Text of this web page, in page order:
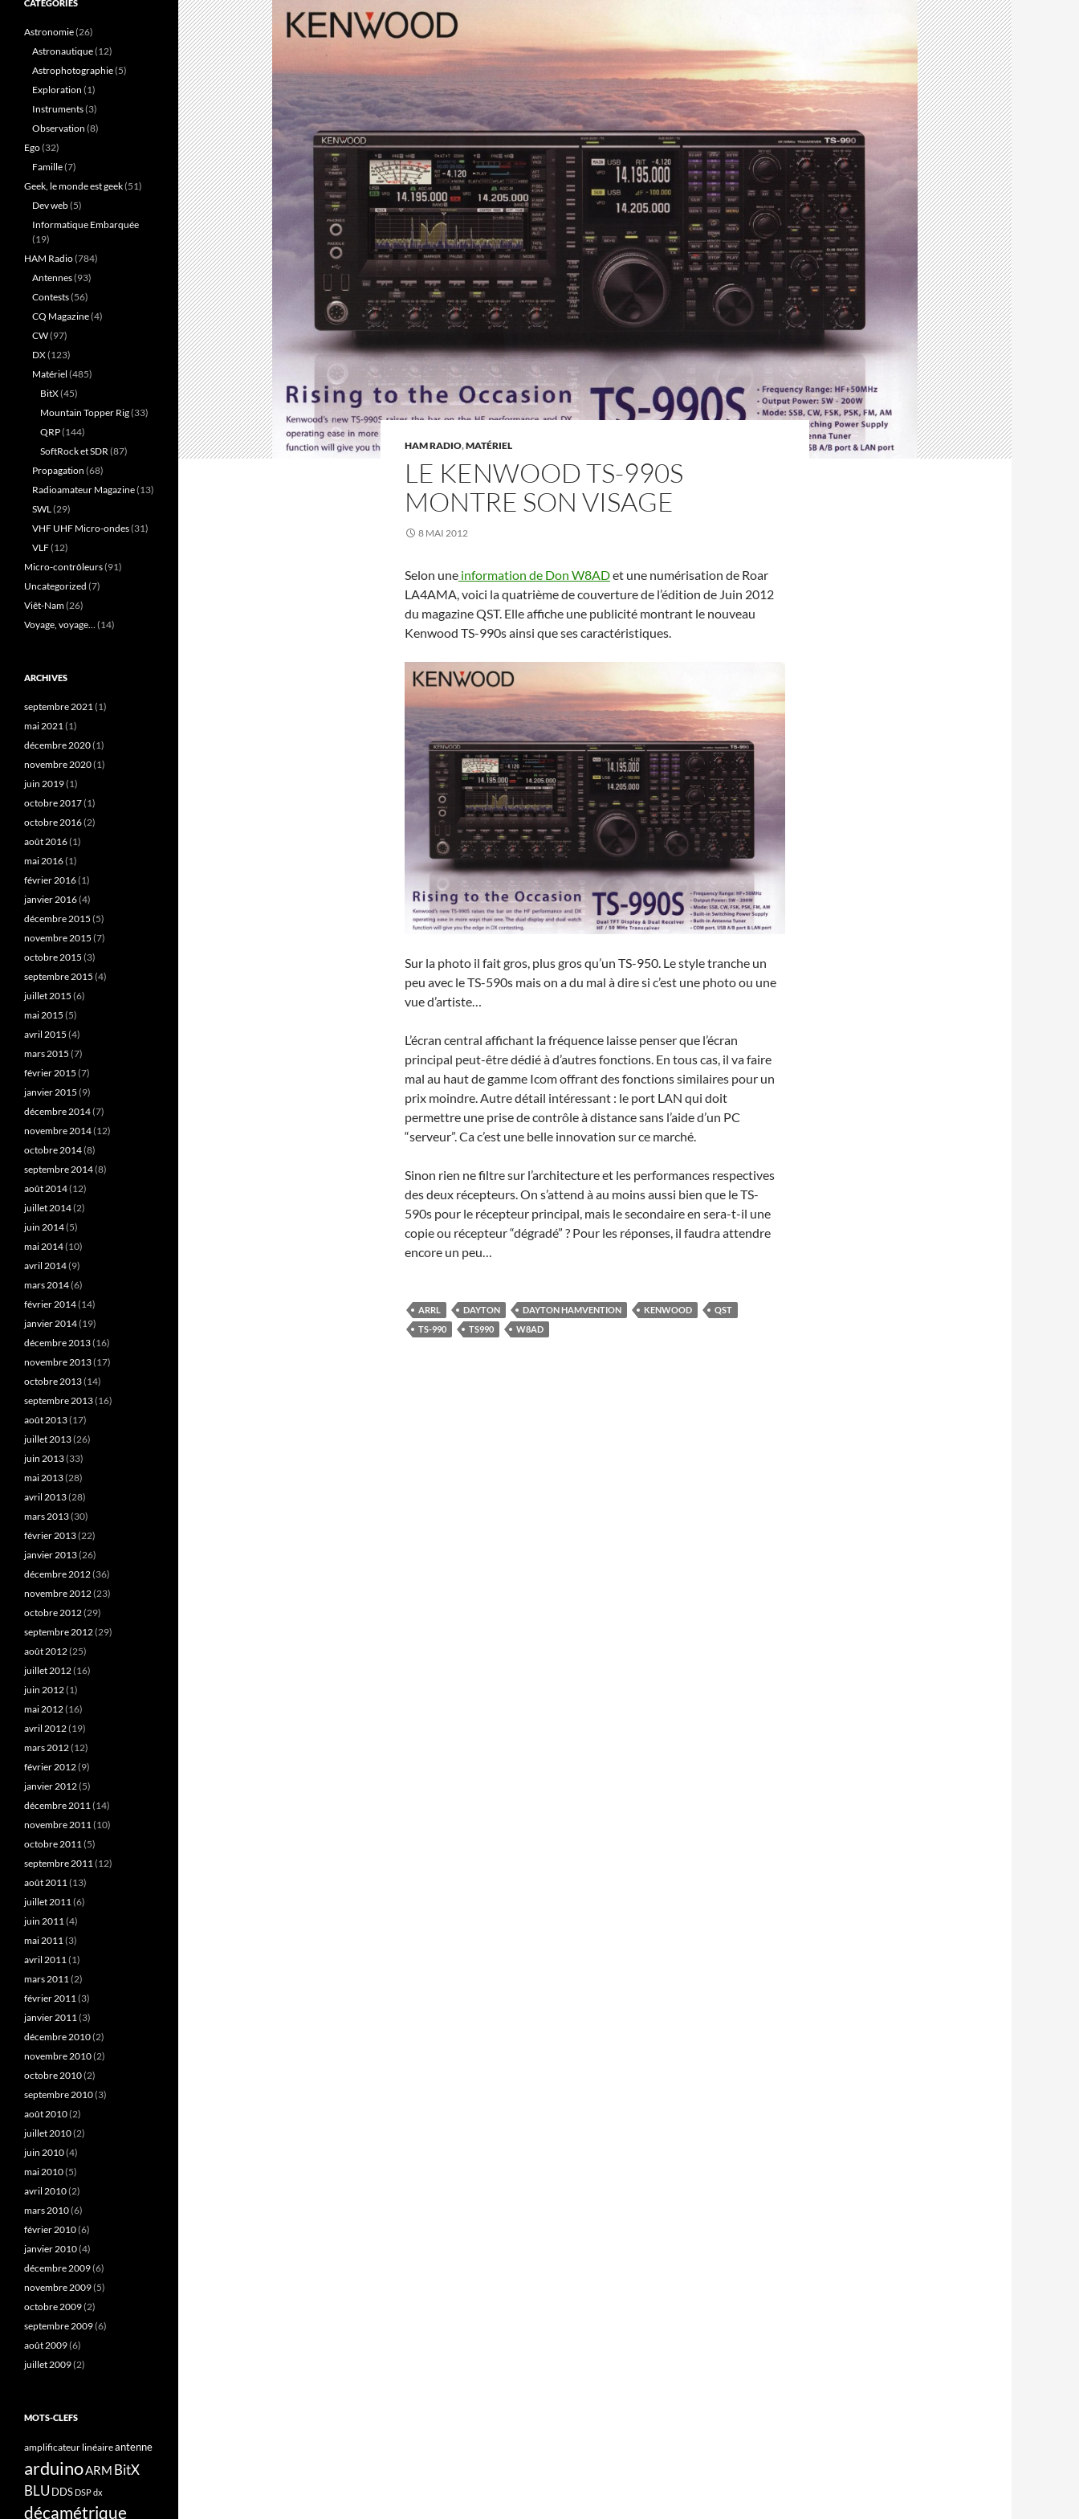
HAM RADIO,MATÉRIEL
LE KENWOOD TS-990S
MONTRE SON VISAGE
8 MAI 2012
Selon une information de Don W8ADet une numérisation de Roar
LA4AMA, voici la quatrième de couverture de l’édition de Juin 2012
du magazine QST. Elle affiche une publicité montrant le nouveau
Kenwood TS-990s ainsi que ses caractéristiques.
Sur la photo il fait gros, plus gros qu’un TS-950. Le style tranche un
peu avec le TS-590s mais on a du mal à dire si c’est une photo ou une
vue d’artiste…
L’écran central affichant la fréquence laisse penser que l’écran
principal peut-être dédié à d’autres fonctions. En tous cas, il va faire
mal au haut de gamme Icom offrant des fonctions similaires pour un
prix moindre. Autre détail intéressant : le port LAN qui doit
permettre une prise de contrôle à distance sans l’aide d’un PC
“serveur”. Ca c’est une belle innovation sur ce marché.
Sinon rien ne filtre sur l’architecture et les performances respectives
des deux récepteurs. On s’attend à au moins aussi bien que le TS-
590s pour le récepteur principal, mais le secondaire en sera-t-il une
copie ou récepteur “dégradé” ? Pour les réponses, il faudra attendre
encore un peu…
ARRL DAYTON DAYTON HAMVENTION KENWOOD
QST
TS-990
TS990 W8AD
CATÉGORIES
Astronomie(26)
Astronautique(12)
Astrophotographie(5)
Exploration (1)
Instruments(3)
Observation (8)
Ego(32)
Famille(7)
Geek, le monde est geek(51)
Dev web(5)
Informatique Embarquée
(19)
HAM Radio(784)
Antennes(93)
Contests(56)
CQ Magazine(4)
CW(97)
DX(123)
Matériel (485)
BitX(45)
Mountain Topper Rig(33)
QRP(144)
SoftRock et SDR(87)
Propagation (68)
Radioamateur Magazine(13)
SWL(29)
VHF UHF Micro-ondes(31)
VLF(12)
Micro-contrôleurs(91)
Uncategorized (7)
Viêt-Nam(26)
Voyage, voyage…(14)
ARCHIVES
septembre 2021(1)
mai 2021(1)
décembre 2020(1)
novembre 2020(1)
juin 2019(1)
octobre 2017(1)
octobre 2016(2)
août 2016(1)
mai 2016(1)
février 2016(1)
janvier 2016(4)
décembre 2015 (5)
novembre 2015 (7)
octobre 2015 (3)
septembre 2015 (4)
juillet 2015 (6)
mai 2015 (5)
avril 2015 (4)
mars 2015 (7)
février 2015 (7)
janvier 2015 (9)
décembre 2014(7)
novembre 2014(12)
octobre 2014(8)
septembre 2014(8)
août 2014(12)
juillet 2014(2)
juin 2014(5)
mai 2014(10)
avril 2014(9)
mars 2014(6)
février 2014(14)
janvier 2014(19)
décembre 2013(16)
novembre 2013(17)
octobre 2013(14)
septembre 2013(16)
août 2013(17)
juillet 2013(26)
juin 2013(33)
mai 2013(28)
avril 2013(28)
mars 2013(30)
février 2013(22)
janvier 2013(26)
décembre 2012(36)
novembre 2012(23)
octobre 2012(29)
septembre 2012(29)
août 2012(25)
juillet 2012(16)
juin 2012(1)
mai 2012(16)
avril 2012(19)
mars 2012(12)
février 2012(9)
janvier 2012(5)
décembre 2011(14)
novembre 2011(10)
octobre 2011(5)
septembre 2011(12)
août 2011(13)
juillet 2011(6)
juin 2011(4)
mai 2011(3)
avril 2011(1)
mars 2011(2)
février 2011(3)
janvier 2011(3)
décembre 2010(2)
novembre 2010(2)
octobre 2010(2)
septembre 2010(3)
août 2010(2)
juillet 2010(2)
juin 2010(4)
mai 2010(5)
avril 2010(2)
mars 2010(6)
février 2010(6)
janvier 2010(4)
décembre 2009(6)
novembre 2009(5)
octobre 2009(2)
septembre 2009(6)
août 2009(6)
juillet 2009(2)
MOTS-CLEFS
amplificateur linéaireantenne
arduinoARM BitX
BLU DDS DSPdx
décamétrique